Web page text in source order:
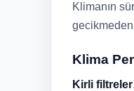
Klimanın
Klima
Kirli filtreler,